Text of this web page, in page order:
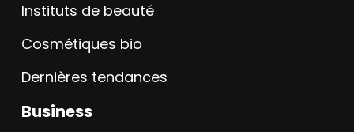
Instituts de beauté
Cosmétiques bio
Dernières tendances
Business